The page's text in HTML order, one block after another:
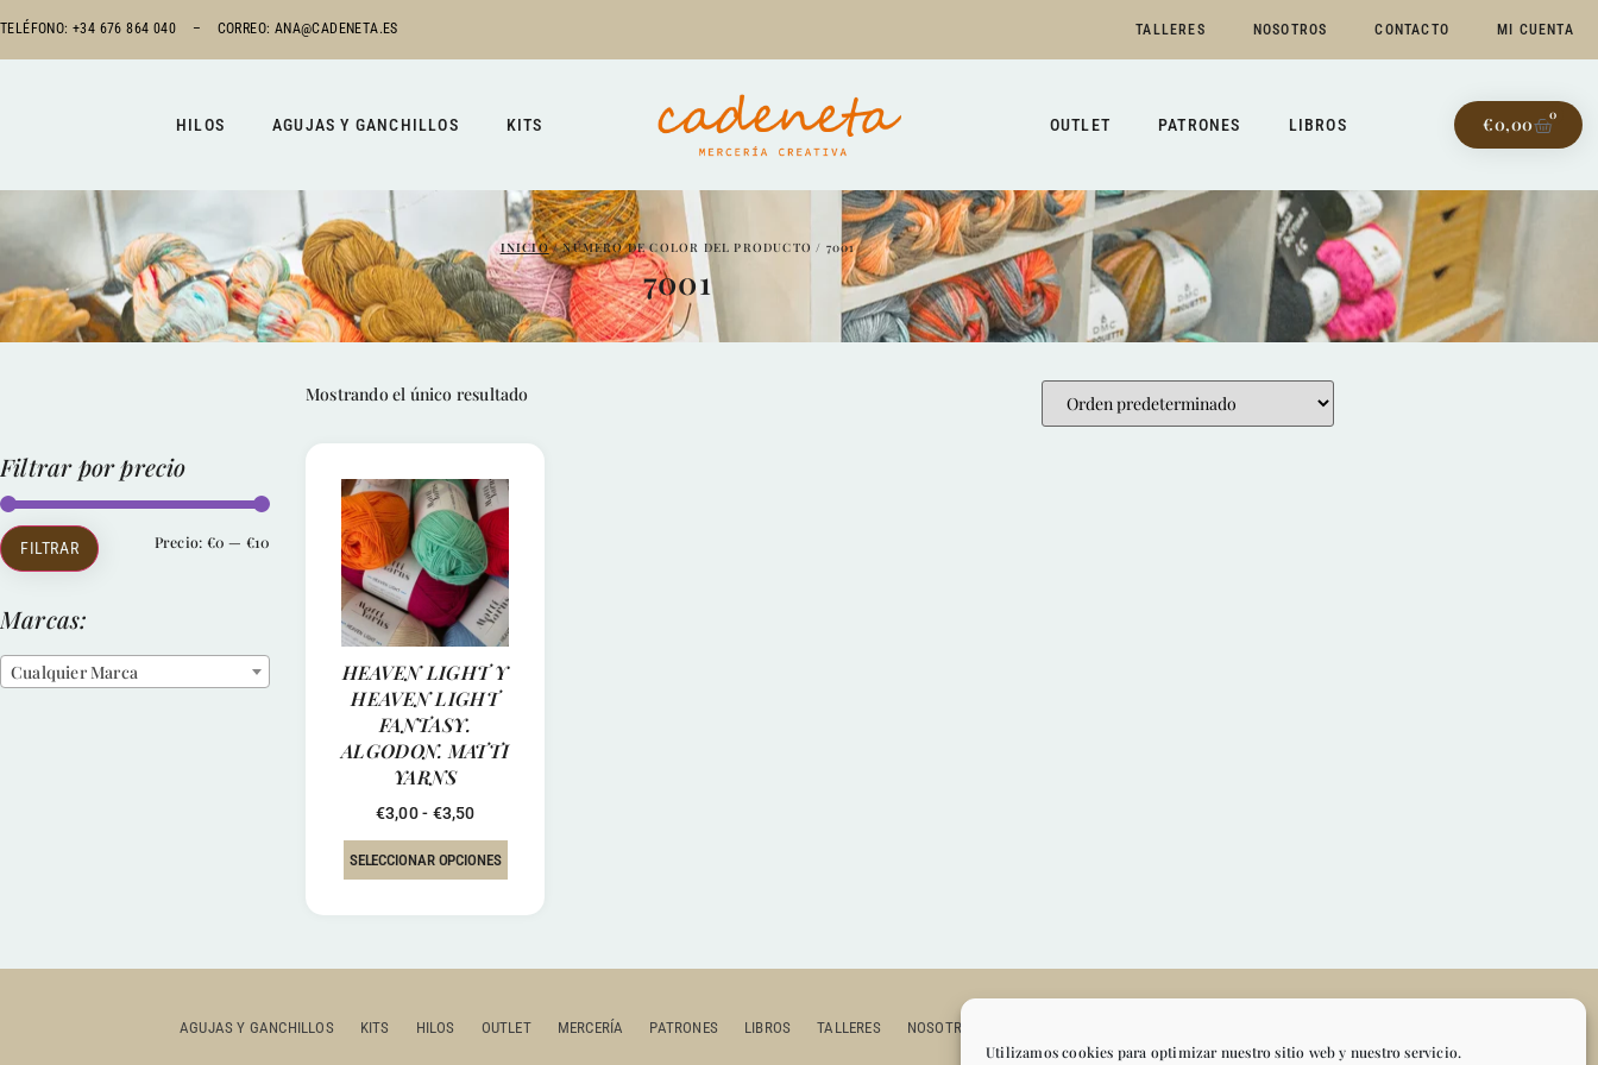
Utilizamos cookies para optimizar nuestro sitio web y nuestro servicio.
TELÉFONO: +34 676 864 040 – CORREO: ANA@CADENETA.ES TALLERES NOSOTROS CONTACTO MI CUENTA
HILOS AGUJAS Y GANCHILLOS KITS OUTLET PATRONES LIBROS €0,00 0
INICIO/ NÚMERO DE COLOR DEL PRODUCTO / 7001
7001
Filtrar por precio
FILTRAR Precio: €0 — €10
Marcas:
Cualquier Marca
Mostrando el único resultado
HEAVEN LIGHT Y
HEAVEN LIGHT
FANTASY.
ALGODON. MATTI
YARNS
€3,00 - €3,50
SELECCIONAR OPCIONES
AGUJAS Y GANCHILLOS KITS HILOS OUTLET MERCERÍA PATRONES LIBROS TALLERES NOSOTROS